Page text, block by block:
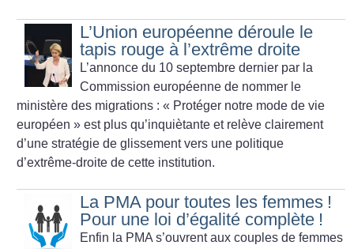
L’Union européenne déroule le
tapis rouge à l’extrême droite
L’annonce du 10 septembre dernier par la
Commission européenne de nommer le
ministère des migrations : « Protéger notre mode de vie
européen » est plus qu’inquiètante et relève clairement
d’une stratégie de glissement vers une politique
d’extrême-droite de cette institution.
La PMA pour toutes les femmes !
Pour une loi d’égalité complète !
Enfin la PMA s’ouvrent aux couples de femmes